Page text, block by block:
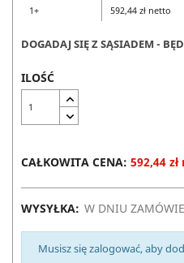
1+ 592,44 zł netto
DOGADAJ SIĘ Z SĄSIADEM -
ILOŚĆ
CAŁKOWITA CENA: 592,44
WYSYŁKA: W DNIU
Musisz się zalogować, aby